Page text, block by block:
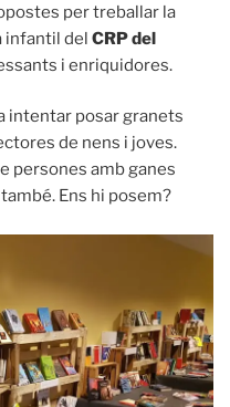
per treballar la
infantil del CRP del
i enriquidores.
intentar posar granets
de nens i joves.
persones amb ganes
Ens hi posem?